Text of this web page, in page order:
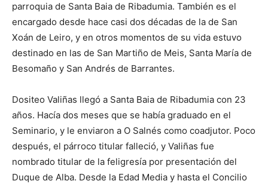
parroquia de Santa Baia de Ribadumia. También es el
encargado desde hace casi dos décadas de la de San
Xoán de Leiro, y en otros momentos de su vida estuvo
destinado en las de San Martiño de Meis, Santa María de
Besomaño y San Andrés de Barrantes.
Dositeo Valiñas llegó a Santa Baia de Ribadumia con 23
años. Hacía dos meses que se había graduado en el
Seminario, y le enviaron a O Salnés como coadjutor. Poco
después, el párroco titular falleció, y Valiñas fue
nombrado titular de la feligresía por presentación del
Duque de Alba. Desde la Edad Media y hasta el Concilio